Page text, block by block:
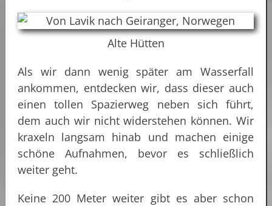
Alte Hütten
Als wir dann wenig später am Wasserfall
ankommen, entdecken wir, dass dieser auch
einen tollen Spazierweg neben sich führt,
dem auch wir nicht widerstehen können. Wir
kraxeln langsam hinab und machen einige
schöne Aufnahmen, bevor es schließlich
weiter geht.
Keine 200 Meter weiter gibt es aber schon